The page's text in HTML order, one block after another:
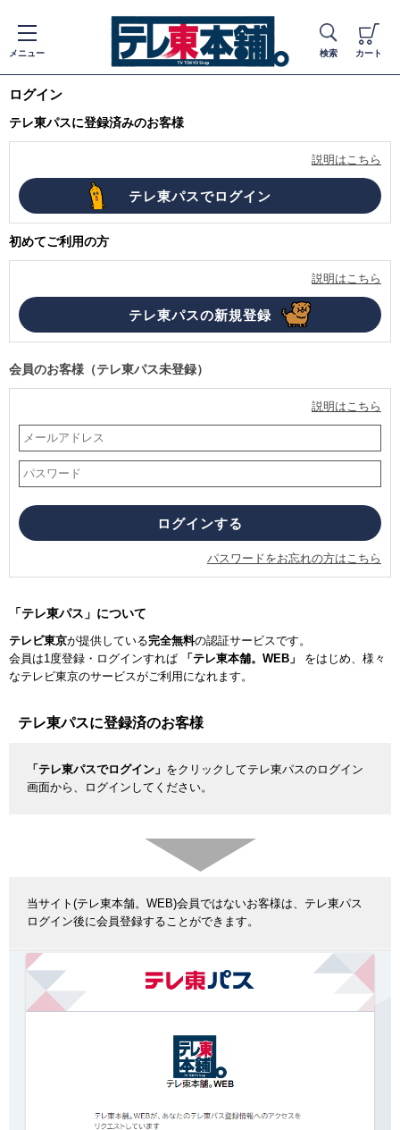
メニュー 検索 カート
ログイン
テレ東パスに登録済みのお客様
説明はこちら
初めてご利用の方
説明はこちら
会員のお客様（テレ東パス未登録）
説明はこちら
パスワードをお忘れの方はこちら
「テレ東パス」について
テレビ東京が提供している完全無料の認証サービスです。
会員は1度登録・ログインすれば
「テレ東本舗。WEB」 をはじめ、様々
なテレビ東京のサービスがご利用になれます。
テレ東パスに登録済のお客様
「テレ東パスでログイン」 をクリックしてテレ東パスのログイン
画面から、ログインしてください。
当サイト(テレ東本舗。WEB)会員ではないお客様は、テレ東パス
ログイン後に会員登録することができます。